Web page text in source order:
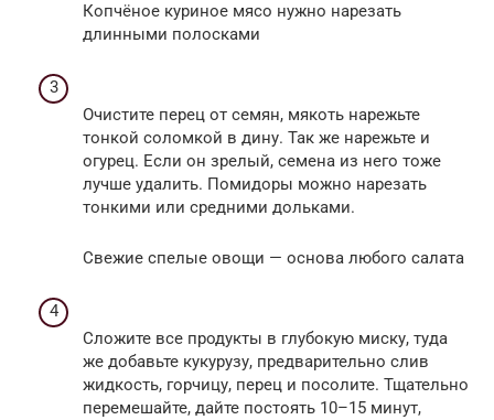
Копчёное куриное мясо нужно нарезать
длинными полосками
Очистите перец от семян, мякоть нарежьте
тонкой соломкой в дину. Так же нарежьте и
огурец. Если он зрелый, семена из него тоже
лучше удалить. Помидоры можно нарезать
тонкими или средними дольками.
Свежие спелые овощи — основа любого салата
Сложите все продукты в глубокую миску, туда
же добавьте кукурузу, предварительно слив
жидкость, горчицу, перец и посолите. Тщательно
перемешайте, дайте постоять 10–15 минут,